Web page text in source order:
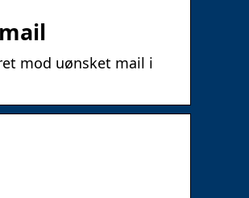
mod uønsket mail i